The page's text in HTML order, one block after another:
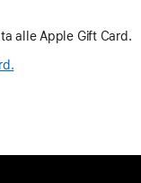
alle Apple Gift Card.
finestra)